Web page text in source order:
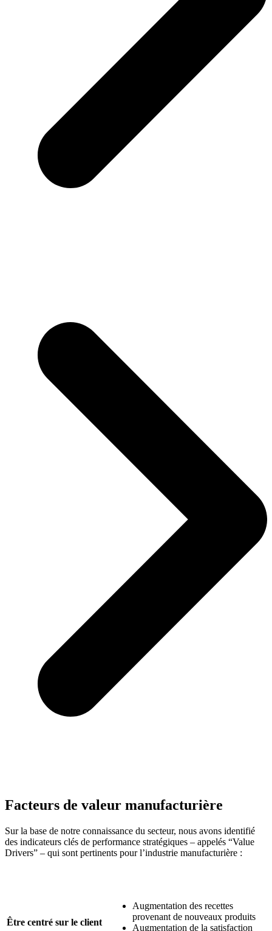
Facteurs de valeur manufacturière
Sur la base de notre connaissance du secteur, nous avons identifié
des indicateurs clés de performance stratégiques – appelés “Value
Drivers” – qui sont pertinents pour l’industrie manufacturière :
Être centré sur le client
Augmentation des recettes
provenant de nouveaux produits
Augmentation de la satisfaction